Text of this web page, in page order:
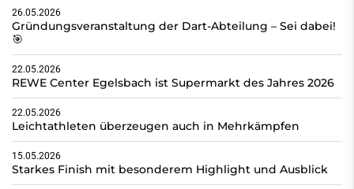
26.05.2026
Gründungsveranstaltung der Dart-Abteilung – Sei dabei!
🎯
22.05.2026
REWE Center Egelsbach ist Supermarkt des Jahres 2026
22.05.2026
Leichtathleten überzeugen auch in Mehrkämpfen
15.05.2026
Starkes Finish mit besonderem Highlight und Ausblick